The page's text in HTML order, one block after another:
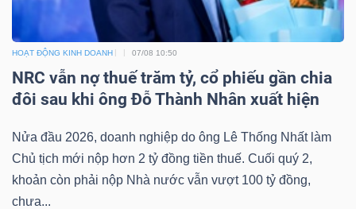
HOẠT ĐỘNG KINH DOANH 07/08 10:50
NRC vẫn nợ thuế trăm tỷ, cổ phiếu gần chia
đôi sau khi ông Đỗ Thành Nhân xuất hiện
Nửa đầu 2026, doanh nghiệp do ông Lê Thống Nhất làm
Chủ tịch mới nộp hơn 2 tỷ đồng tiền thuế. Cuối quý 2,
khoản còn phải nộp Nhà nước vẫn vượt 100 tỷ đồng,
chưa...
tài
đầu
tư